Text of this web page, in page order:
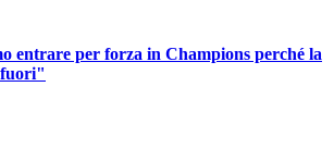
entrare per forza in Champions perché la
fuori"